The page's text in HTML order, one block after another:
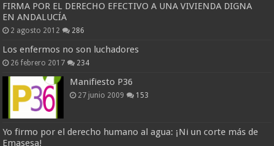
FIRMA POR EL DERECHO EFECTIVO A UNA VIVIENDA DIGNA
EN ANDALUCÍA
2 agosto 2012 286
Los enfermos no son luchadores
26 febrero 2017 234
Manifiesto P36
27 junio 2009 153
Yo firmo por el derecho humano al agua: ¡Ni un corte más de
Emasesa!